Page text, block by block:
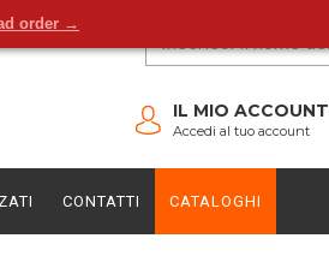
order →
IL MIO ACCOUNT
Accedi al tuo account
CONTATTI CATALOGHI